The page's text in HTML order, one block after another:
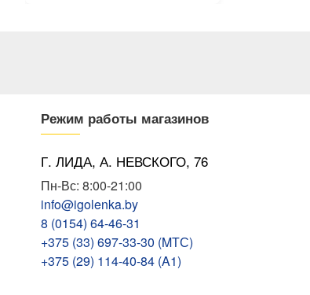
Режим работы магазинов
Г. ЛИДА, А. НЕВСКОГО, 76
Пн-Вс: 8:00-21:00
info@igolenka.by
8 (0154) 64-46-31
+375 (33) 697-33-30 (MТС)
+375 (29) 114-40-84 (A1)